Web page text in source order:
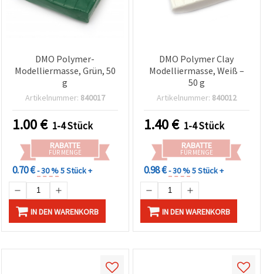
DMO Polymer-
Modelliermasse, Grün, 50
g
Artikelnummer: 840017
1.00€ 1-4 Stück
RABATTE
FÜR MENGE
0.70 €- 30 %5 Stück +
IN DEN WARENKORB
DMO Polymer Clay
Modelliermasse, Weiß –
50 g
Artikelnummer: 840012
1.40€ 1-4 Stück
RABATTE
FÜR MENGE
0.98 €- 30 %5 Stück +
IN DEN WARENKORB